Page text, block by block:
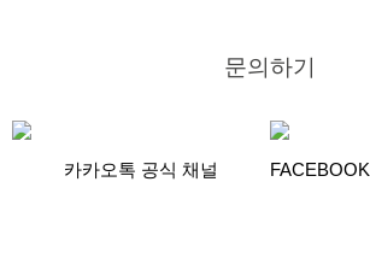
문의하기
카카오톡 공식 채널 FACEBOOK